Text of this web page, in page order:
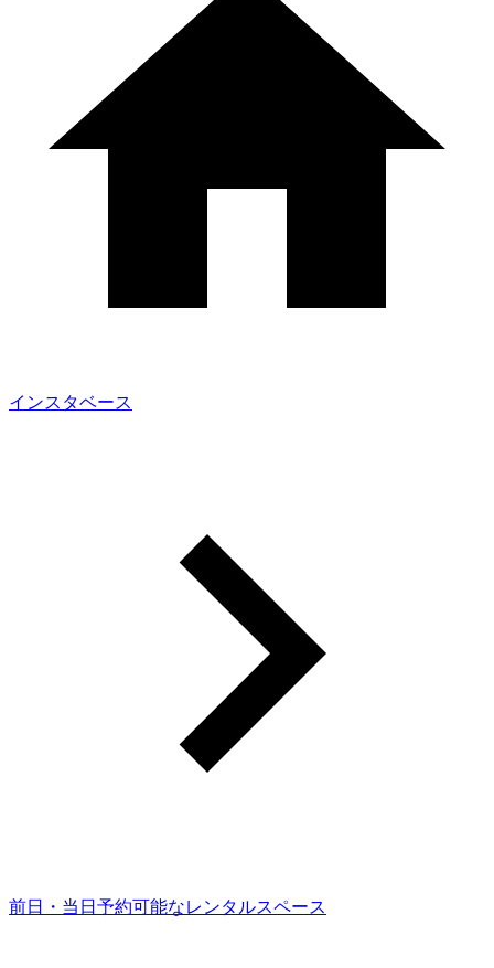
インスタベース
前日・当日予約可能なレンタルスペース